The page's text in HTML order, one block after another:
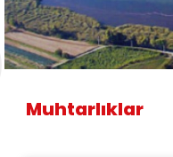
Muhtarlıklar